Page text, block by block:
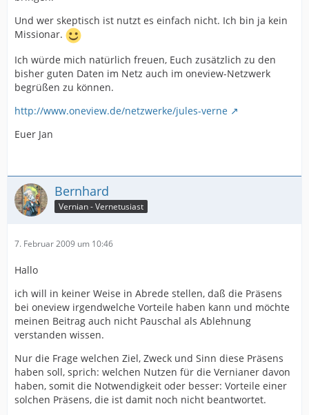
Und wer skeptisch ist nutzt es einfach nicht. Ich bin ja kein
Missionar.
Ich würde mich natürlich freuen, Euch zusätzlich zu den
bisher guten Daten im Netz auch im oneview-Netzwerk
begrüßen zu können.
http://www.oneview.de/netzwerke/jules-verne
Euer Jan
Bernhard
Vernian - Vernetusiast
7. Februar 2009 um 10:46
Hallo
ich will in keiner Weise in Abrede stellen, daß die Präsens
bei oneview irgendwelche Vorteile haben kann und möchte
meinen Beitrag auch nicht Pauschal als Ablehnung
verstanden wissen.
Nur die Frage welchen Ziel, Zweck und Sinn diese Präsens
haben soll, sprich: welchen Nutzen für die Vernianer davon
haben, somit die Notwendigkeit oder besser: Vorteile einer
solchen Präsens, die ist damit noch nicht beantwortet.